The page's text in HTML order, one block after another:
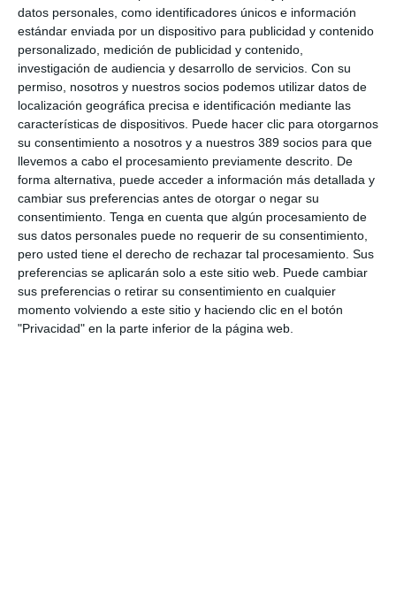
datos personales, como identificadores únicos e información
estándar enviada por un dispositivo para publicidad y contenido
personalizado, medición de publicidad y contenido,
investigación de audiencia y desarrollo de servicios. Con su
permiso, nosotros y nuestros socios podemos utilizar datos de
localización geográfica precisa e identificación mediante las
características de dispositivos. Puede hacer clic para otorgarnos
su consentimiento a nosotros y a nuestros 389 socios para que
llevemos a cabo el procesamiento previamente descrito. De
forma alternativa, puede acceder a información más detallada y
cambiar sus preferencias antes de otorgar o negar su
consentimiento. Tenga en cuenta que algún procesamiento de
sus datos personales puede no requerir de su consentimiento,
pero usted tiene el derecho de rechazar tal procesamiento. Sus
preferencias se aplicarán solo a este sitio web. Puede cambiar
sus preferencias o retirar su consentimiento en cualquier
momento volviendo a este sitio y haciendo clic en el botón
"Privacidad" en la parte inferior de la página web.
propietarios, ayudándoles a evitar sanciones, reducir costes y
reforzar su protección.
"Muchas asesorías carecen de recursos para abordar una
normativa cada vez más compleja. Este servicio no solo cubre
esa necesidad, sino que se convierte en una herramienta de
fidelización y de generación de ingresos", ha señalado Ana
Muñoz, directora general de la correduría y responsable del
área de Compliance.
La correduría subraya que hasta
un 30% del gasto en
seguros puede deberse a la falta de revisión periódica
de
las pólizas, por lo que este servicio también busca mejorar la
eficiencia financiera de los asegurados.
Si quiere recibir diariamente y GRATIS noticias como esta,
pinche aquí.
LO ÚLTIMO